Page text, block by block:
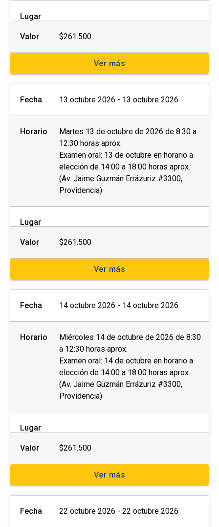
Lugar
Valor $261.500
Ver más
Fecha 13 octubre 2026 - 13 octubre 2026
Horario
Martes 13 de octubre de 2026 de 8:30 a
12:30 horas aprox.
Examen oral: 13 de octubre en horario a
elección de 14:00 a 18:00 horas aprox.
(Av. Jaime Guzmán Errázuriz #3300,
Providencia)
Lugar
Valor $261.500
Ver más
Fecha 14 octubre 2026 - 14 octubre 2026
Horario
Miércoles 14 de octubre de 2026 de 8:30
a 12:30 horas aprox.
Examen oral: 14 de octubre en horario a
elección de 14:00 a 18:00 horas aprox.
(Av. Jaime Guzmán Errázuriz #3300,
Providencia)
Lugar
Valor $261.500
Ver más
Fecha 22 octubre 2026 - 22 octubre 2026